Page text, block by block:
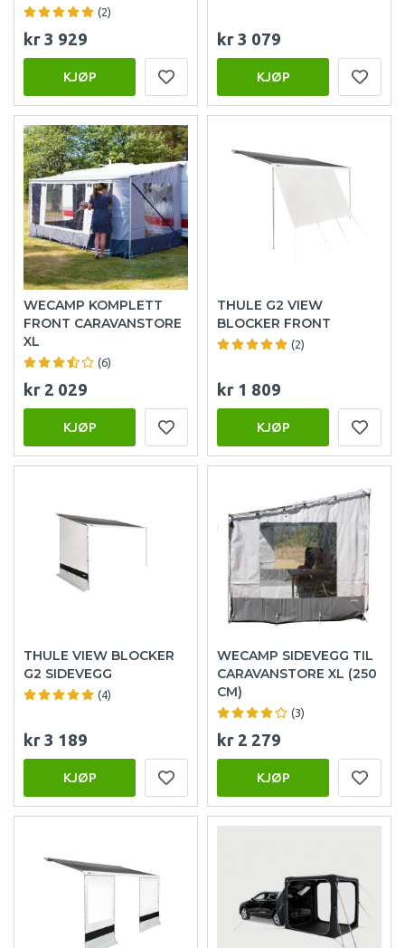
(2)
kr 3 929
KJØP
kr 3 079
KJØP
WECAMP KOMPLETT
FRONT CARAVANSTORE
XL
(6)
kr 2 029
KJØP
THULE G2 VIEW
BLOCKER FRONT
(2)
kr 1 809
KJØP
THULE VIEW BLOCKER
G2 SIDEVEGG
(4)
kr 3 189
KJØP
WECAMP SIDEVEGG TIL
CARAVANSTORE XL (250
CM)
(3)
kr 2 279
KJØP